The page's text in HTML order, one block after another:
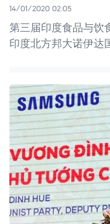
14/01/2020 02:05
第三届印度食品与饮
印度北方邦大诺伊达